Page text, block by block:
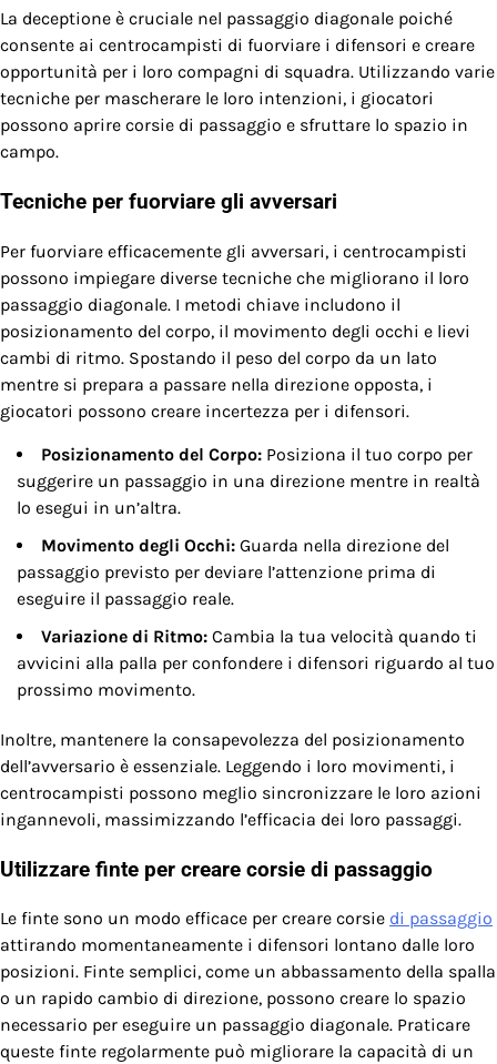
La deceptione è cruciale nel passaggio diagonale poiché
consente ai centrocampisti di fuorviare i difensori e creare
opportunità per i loro compagni di squadra. Utilizzando varie
tecniche per mascherare le loro intenzioni, i giocatori
possono aprire corsie di passaggio e sfruttare lo spazio in
campo.
Tecniche per fuorviare gli avversari
Per fuorviare efficacemente gli avversari, i centrocampisti
possono impiegare diverse tecniche che migliorano il loro
passaggio diagonale. I metodi chiave includono il
posizionamento del corpo, il movimento degli occhi e lievi
cambi di ritmo. Spostando il peso del corpo da un lato
mentre si prepara a passare nella direzione opposta, i
giocatori possono creare incertezza per i difensori.
Posizionamento del Corpo: Posiziona il tuo corpo per
suggerire un passaggio in una direzione mentre in realtà
lo esegui in un’altra.
Movimento degli Occhi: Guarda nella direzione del
passaggio previsto per deviare l’attenzione prima di
eseguire il passaggio reale.
Variazione di Ritmo: Cambia la tua velocità quando ti
avvicini alla palla per confondere i difensori riguardo al tuo
prossimo movimento.
Inoltre, mantenere la consapevolezza del posizionamento
dell’avversario è essenziale. Leggendo i loro movimenti, i
centrocampisti possono meglio sincronizzare le loro azioni
ingannevoli, massimizzando l’efficacia dei loro passaggi.
Utilizzare finte per creare corsie di passaggio
Le finte sono un modo efficace per creare corsie di passaggio
attirando momentaneamente i difensori lontano dalle loro
posizioni. Finte semplici, come un abbassamento della spalla
o un rapido cambio di direzione, possono creare lo spazio
necessario per eseguire un passaggio diagonale. Praticare
queste finte regolarmente può migliorare la capacità di un